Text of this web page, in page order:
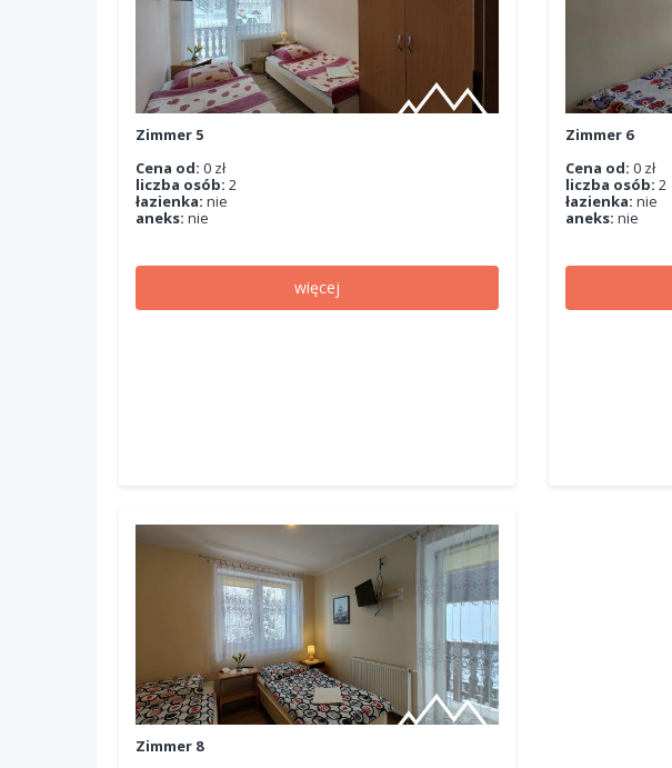
Zimmer 5
Cena od: 0 zł
liczba osób: 2
łazienka: nie
aneks: nie
więcej
Zimmer 6
Cena od: 0 zł
liczba osób: 2
łazienka: nie
aneks: nie
Zimmer 8